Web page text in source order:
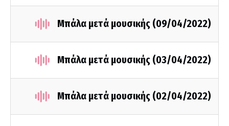
Μπάλα μετά μουσικής (09/04/2022)
Μπάλα μετά μουσικής (03/04/2022)
Μπάλα μετά μουσικής (02/04/2022)